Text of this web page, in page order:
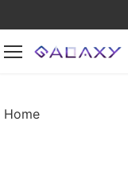
to
content
Home